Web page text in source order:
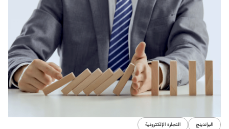
البراندينج التجارة الإلكترونية